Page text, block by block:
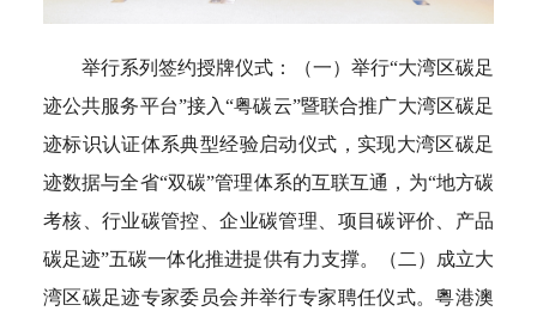
举行系列签约授牌仪式：（一）举行“大湾区碳足
迹公共服务平台”接入“粤碳云”暨联合推广大湾区碳足
迹标识认证体系典型经验启动仪式，实现大湾区碳足
迹数据与全省“双碳”管理体系的互联互通，为“地方碳
考核、行业碳管控、企业碳管理、项目碳评价、产品
碳足迹”五碳一体化推进提供有力支撑。（二）成立大
湾区碳足迹专家委员会并举行专家聘任仪式。粵港澳